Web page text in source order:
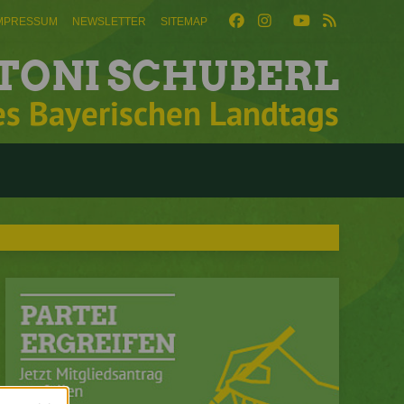
NEWSLETTER SITEMAP
SCHUBERL
Bayerischen Landtags